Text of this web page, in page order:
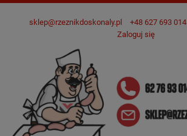
sklep@rzeznikdoskonaly.pl +48 627 693 014
Zaloguj się